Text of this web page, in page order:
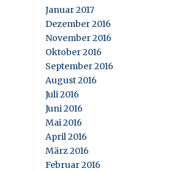
Januar 2017
Dezember 2016
November 2016
Oktober 2016
September 2016
August 2016
Juli 2016
Juni 2016
Mai 2016
April 2016
März 2016
Februar 2016